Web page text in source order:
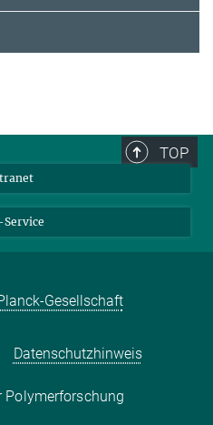
TOP
Gesellschaft
Datenschutzhinweis
Polymerforschung